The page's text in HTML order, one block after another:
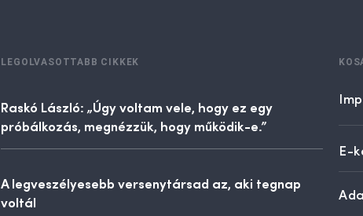
LEGOLVASOTTABB CIKKEK
Raskó László: „Úgy voltam vele, hogy ez egy
próbálkozás, megnézzük, hogy működik-e.”
A legveszélyesebb versenytársad az, aki tegnap
voltál
E-